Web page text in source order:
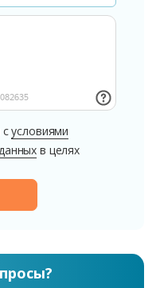
сусловиями
в целях